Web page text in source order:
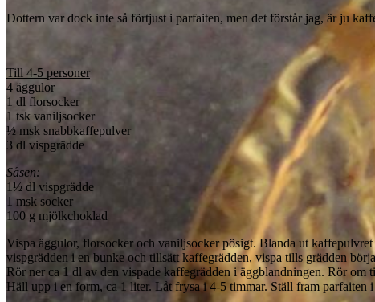
Dottern var dock inte så förtjust i parfaiten, men det förstår jag, är ju
Till 4-5 personer
4 äggulor
1 dl florsocker
1 tsk vaniljsocker
½ msk snabbkaffepulver
3 dl vispgrädde
Såsen:
1½ dl vispgrädde
1 msk socker
100 g mjölkchoklad
Vispa äggulor, florsocker och vaniljsocker pösigt. Blanda ut
vispgrädden i en bunke och tillsätt kaffegrädden, vispa tills grädden
Rör ner ca 1 dl av den vispade kaffegrädden i äggblandningen. Rör om
Häll upp i en form, ca 1 liter. Låt frysa i 4-5 timmar. Ställ fram parfaiten